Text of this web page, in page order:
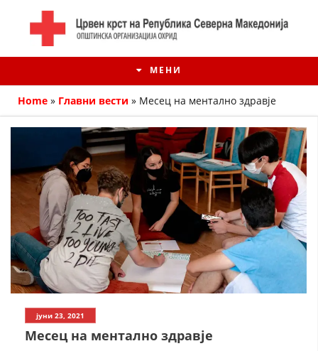
МЕНИ
ИСТОРИЈАТ НА ЦКРМ
ИСТОРИЈАТ НА ДВИЖЕЊЕТО
СТРУКТУРА НА ОРГАНИЗАЦИЈАТА
Home » Главни вести » Месец на ментално здравје
јуни 23, 2021
Месец на ментално здравје